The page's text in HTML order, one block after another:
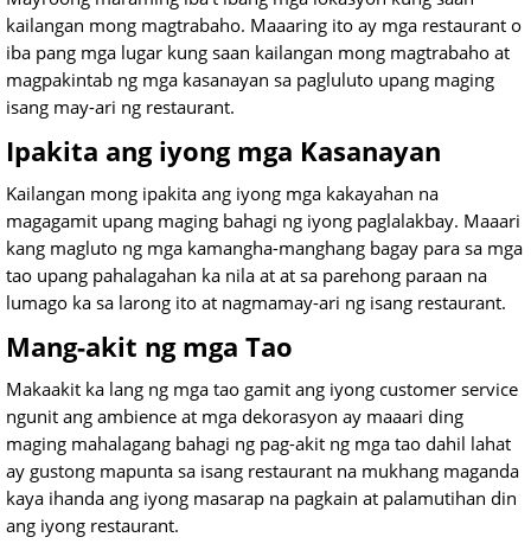
kailangan mong magtrabaho. Maaaring ito ay mga restaurant o
iba pang mga lugar kung saan kailangan mong magtrabaho at
magpakintab ng mga kasanayan sa pagluluto upang maging
isang may-ari ng restaurant.
Ipakita ang iyong mga Kasanayan
Kailangan mong ipakita ang iyong mga kakayahan na
magagamit upang maging bahagi ng iyong paglalakbay. Maaari
kang magluto ng mga kamangha-manghang bagay para sa mga
tao upang pahalagahan ka nila at at sa parehong paraan na
lumago ka sa larong ito at nagmamay-ari ng isang restaurant.
Mang-akit ng mga Tao
Makaakit ka lang ng mga tao gamit ang iyong customer service
ngunit ang ambience at mga dekorasyon ay maaari ding
maging mahalagang bahagi ng pag-akit ng mga tao dahil lahat
ay gustong mapunta sa isang restaurant na mukhang maganda
kaya ihanda ang iyong masarap na pagkain at palamutihan din
ang iyong restaurant.